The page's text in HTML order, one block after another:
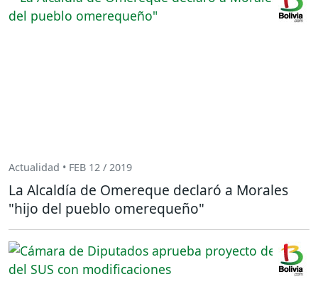
Actualidad • FEB 12 / 2019
La Alcaldía de Omereque declaró a Morales
"hijo del pueblo omerequeño"